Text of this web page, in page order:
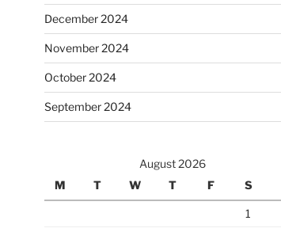
December 2024
November 2024
October 2024
September 2024
August 2026
M
T W T F S
1